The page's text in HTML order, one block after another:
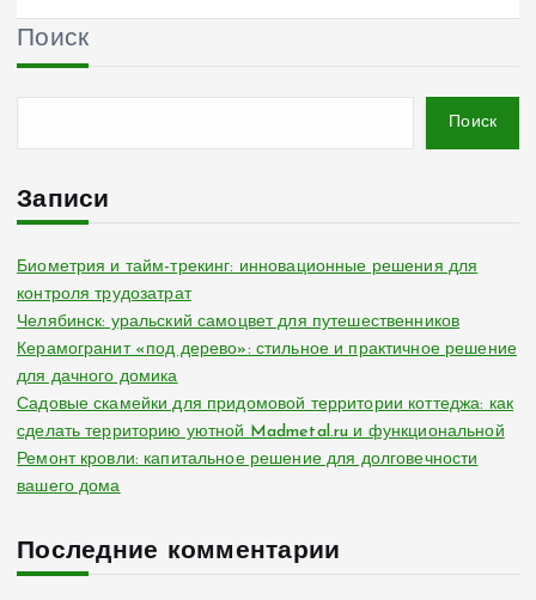
Поиск
Поиск
Записи
Биометрия и тайм-трекинг: инновационные решения для
контроля трудозатрат
Челябинск: уральский самоцвет для путешественников
Керамогранит «под дерево»: стильное и практичное решение
для дачного домика
Садовые скамейки для придомовой территории коттеджа: как
сделать территорию уютной Madmetal.ru и функциональной
Ремонт кровли: капитальное решение для долговечности
вашего дома
Последние комментарии